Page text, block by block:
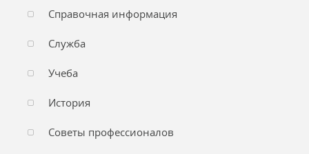
Справочная информация
Служба
Учеба
История
Советы профессионалов